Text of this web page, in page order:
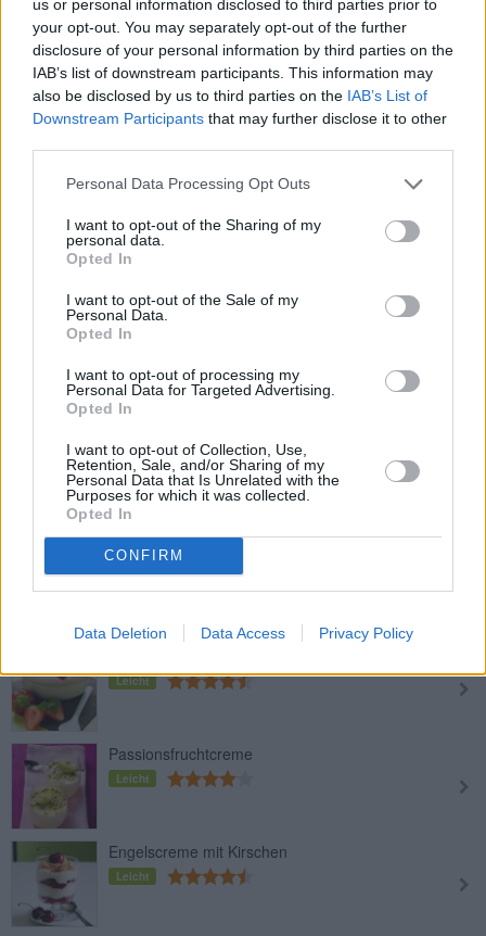
us or personal information disclosed to third parties prior to
your opt-out. You may separately opt-out of the further
disclosure of your personal information by third parties on the
IAB’s list of downstream participants. This information may
also be disclosed by us to third parties on the IAB’s List of
Downstream Participants that may further disclose it to other
Personal Data Processing Opt Outs
I want to opt-out of the Sharing of my
personal data.
Opted In
I want to opt-out of the Sale of my
Personal Data.
Opted In
I want to opt-out of processing my
Personal Data for Targeted Advertising.
Opted In
I want to opt-out of Collection, Use,
Retention, Sale, and/or Sharing of my
Personal Data that Is Unrelated with the
Purposes for which it was collected.
Opted In
CONFIRM
Data Deletion Data Access Privacy Policy
Rhabarber-Creme
Leicht
Leicht
Keks-Creme Gelado Bolacha
Leicht
Likörcreme mit frischen Erdbeeren
Leicht
Rotweincreme
Leicht
Passionsfruchtcreme
Leicht
Engelscreme mit Kirschen
Leicht